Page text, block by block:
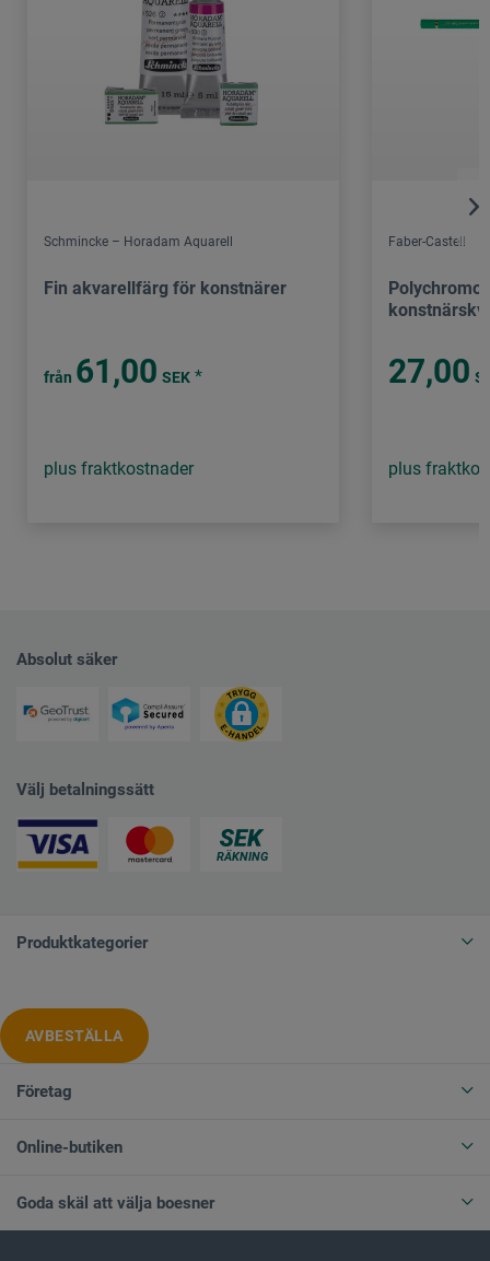
Schmincke – Horadam Aquarell
Fin akvarellfärg för konstnärer
från 61,00 SEK *
plus fraktkostnader
Faber-Castell
27,00
plus
Absolut säker
Välj betalningssätt
Produktkategorier
AVBESTÄLLA
Företag
Online-butiken
Goda skäl att välja boesner